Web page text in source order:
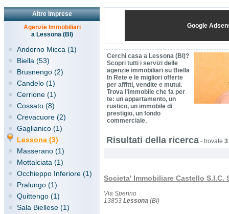
Altre Imprese
Agenzie Immobiliari
a Lessona (BI)
Andorno Micca (1)
Biella (53)
Brusnengo (2)
Candelo (1)
Cerrione (1)
Cossato (8)
Crevacuore (2)
Gaglianico (1)
Lessona (3)
Masserano (1)
Mottalciata (1)
Occhieppo Inferiore (1)
Pralungo (1)
Quittengo (1)
Sala Biellese (1)
Google
Cerchi casa a Lessona (BI)?
Scopri tutti i servizi delle
agenzie immobiliari su Biella
In Rete e le migliori offerte
per affitti, vendite e mutui.
Trova l’immobile che fa per
te: un appartamento, un
rustico, un immobile di
prestigio, un fondo
commerciale.
Risultati della ricerca - trovate 3
Societa' Immobiliare Castello S.I.C.
Via Sperino
13853 Lessona (BI)